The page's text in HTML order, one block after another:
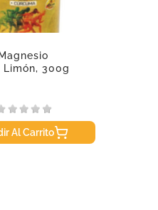
Limón, 300g
Al Carrito